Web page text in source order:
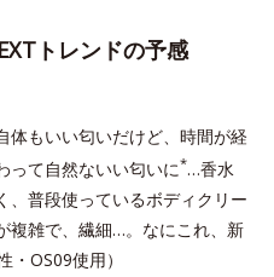
トレンドの予感
体もいい匂いだけど、時間が経
って自然ないい匂いに*…香水
、普段使っているボディクリー
複雑で、繊細…。なにこれ、新
・OS09使用）